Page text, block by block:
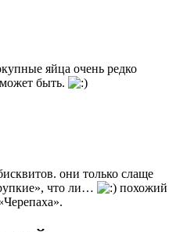
яйца очень редко
быть.
они только слаще
что ли…
похожий